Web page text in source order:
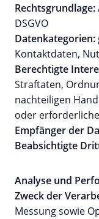
Rechtsgrundlage:
DSGVO
Datenkategorien:
Kontaktdaten,
Berechtigte
Straftaten,
nachteiligen
oder
Empfänger der
Beabsichtigte
Analyse und
Zweck der
Messung sowie